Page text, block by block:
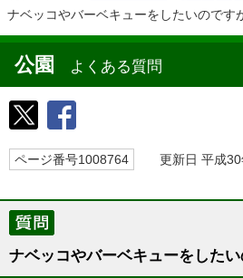
ナベッコやバーベキューをしたいのです
公園 よくある質問
ページ番号1008764 更新日 平成30
ナベッコやバーベキューをしたい